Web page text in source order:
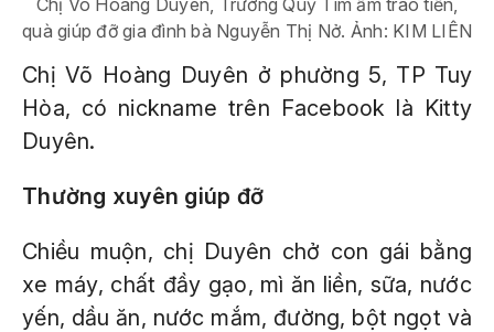
Chị Võ Hoàng Duyên, Trưởng Quỹ Tim ấm trao tiền,
quà giúp đỡ gia đình bà Nguyễn Thị Nở. Ảnh: KIM LIÊN
Chị Võ Hoàng Duyên ở phường 5, TP Tuy
Hòa, có nickname trên Facebook là Kitty
Duyên.
Thường xuyên giúp đỡ
Chiều muộn, chị Duyên chở con gái bằng
xe máy, chất đầy gạo, mì ăn liền, sữa, nước
yến, dầu ăn, nước mắm, đường, bột ngọt và